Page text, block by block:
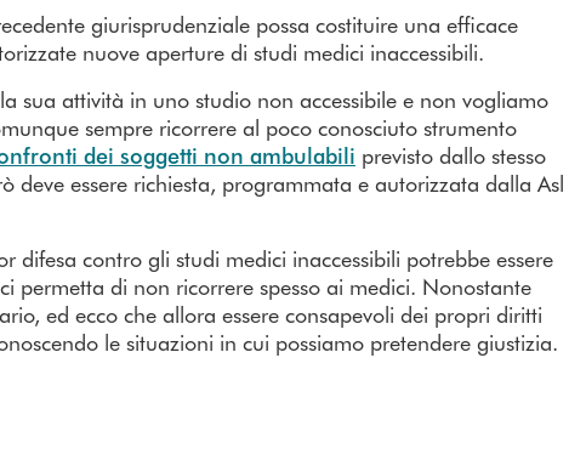
giurisprudenziale possa costituire una efficace
nuove aperture di studi medici inaccessibili.
sua attività in uno studio non accessibile e non vogliamo
sempre ricorrere al poco conosciuto strumento
dei soggetti non ambulabili previsto dallo stesso
deve essere richiesta, programmata e autorizzata dalla Asl
difesa contro gli studi medici inaccessibili potrebbe essere
permetta di non ricorrere spesso ai medici. Nonostante
ed ecco che allora essere consapevoli dei propri diritti
le situazioni in cui possiamo pretendere giustizia.